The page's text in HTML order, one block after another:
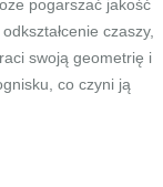
pogarszać jakość
czaszy,
swoją geometrię i
co czyni ją